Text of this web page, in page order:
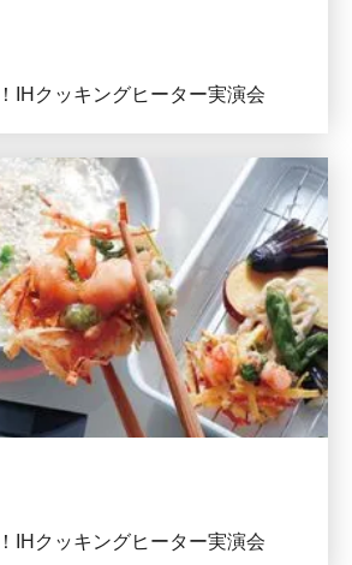
IHクッキングヒーター実演会
IHクッキングヒーター実演会